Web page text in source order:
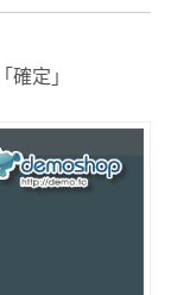
定」